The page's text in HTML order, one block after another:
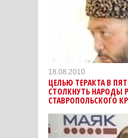
18.08.2010
ЦЕЛЬЮ ТЕРАКТА В
СТОЛКНУТЬ НАРОДЫ
СТАВРОПОЛЬСКОГО